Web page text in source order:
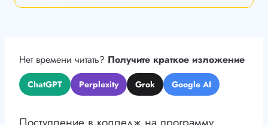
Нет времени читать? Получите краткое изложение
ChatGPT Perplexity Grok Google AI